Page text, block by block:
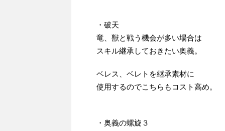
・破天
竜、獣と戦う機会が多い場合は
スキル継承しておきたい奥義。
ベレス、ベレトを継承素材に
使用するのでこちらもコスト高め。
・奥義の螺旋３